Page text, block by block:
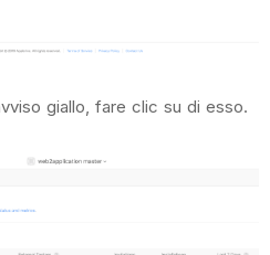
giallo, fare clic su di esso.